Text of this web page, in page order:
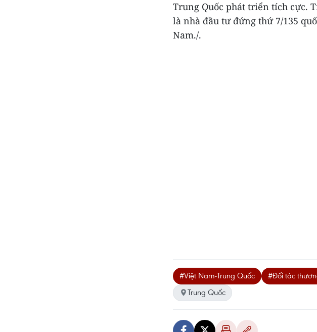
Trung Quốc phát triển tích cực.
là nhà đầu tư đứng thứ 7/135
Nam./.
#Việt Nam-Trung Quốc #Đối tác
Trung Quốc